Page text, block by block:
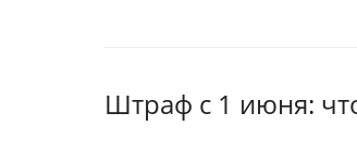
Штраф с 1 июня: